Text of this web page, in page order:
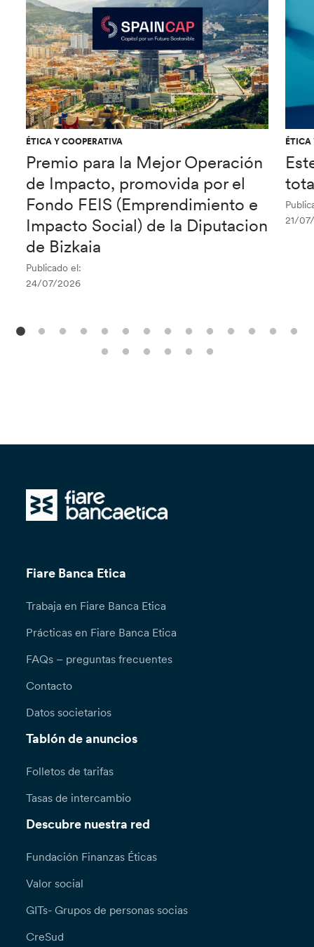
ÉTICA Y COOPERATIVA
Premio para la Mejor Operación
de Impacto, promovida por el
Fondo FEIS (Emprendimiento e
Impacto Social) de la Diputacion
de Bizkaia
Publicado el:
24/07/2026
ÉTICA
21/
Fiare Banca Etica
Trabaja en Fiare Banca Etica
Prácticas en Fiare Banca Etica
FAQs – preguntas frecuentes
Contacto
Datos societarios
Tablón de anuncios
Folletos de tarifas
Tasas de intercambio
Descubre nuestra red
Fundación Finanzas Éticas
Valor social
GITs- Grupos de personas socias
CreSud